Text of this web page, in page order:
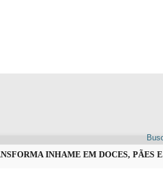
INHAME EM DOCES, PÃES E